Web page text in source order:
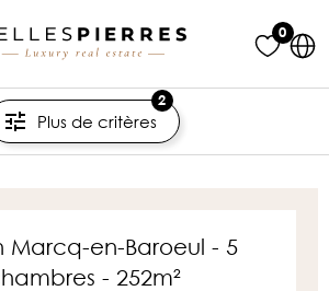
0
Plus de critères
2
Marcq-en-Baroeul - 5
- 252m²